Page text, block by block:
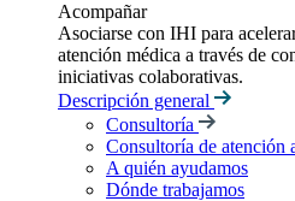
Acompañar
Asociarse con IHI para
atención médica a través de
iniciativas colaborativas.
Descripción general
Consultoría
Consultoría de atención
A quién ayudamos
Dónde trabajamos